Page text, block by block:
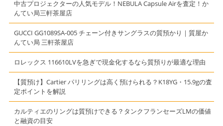
中古プロジェクターの人気モデル！NEBULA Capsule Airを査定！か
んてい局三軒茶屋店
GUCCI GG1089SA-005 チェーン付きサングラスの質預かり｜質屋か
んてい局 三軒茶屋店
ロレックス 116610LVを急ぎで現金化するなら質預りが最適な理由
【質預け】Cartier パリリングは高く預けられる？K18YG・15.9gの査
定ポイントを解説
カルティエのリングは質預けできる？タンクフランセーズLMの価値
と融資の目安